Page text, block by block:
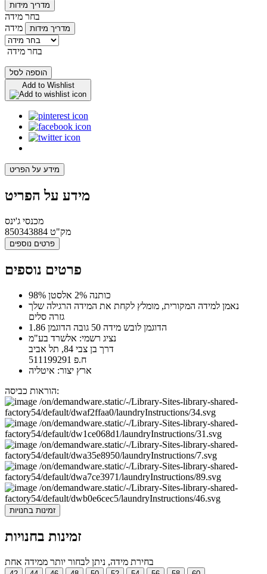
מדריך מידות
בחר מידה
מידה
מדריך מידות
בחר מידה
הוספה לסל
Add to Wishlist
מידע על הפריט
מידע על הפריט
מכנסי ג'ינס
מק"ט 850343884
פרטים נוספים
פרטים נוספים
98% כותנה 2% אלסטן
נאמן למידה המקורית, מומלץ לקחת את המידה הרגילה שלך
גזרה סלים
הדוגמן לובש מידה 50 גובה הדוגמן 1.86
נציג רשמי: אלשרד בע"מ
דרך בן צבי 84, תל אביב
ח.פ 511199291
ארץ יצור: איטליה
הוראות כביסה:
זמינות בחנויות
זמינות בחנויות
בחירת מידה, ניתן לבחור יותר ממידה אחת